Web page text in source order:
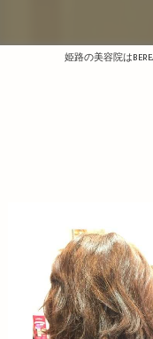
姫路の美容院は